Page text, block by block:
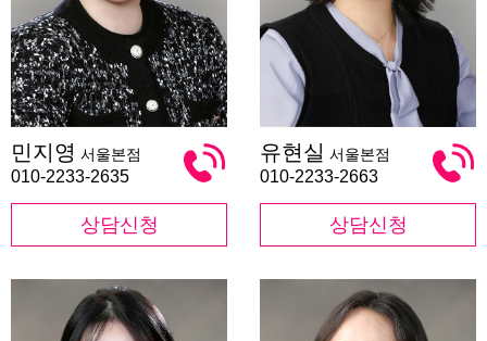
지
영
민지영 서울본점
010-2233-2635
상담신청
현
실
유현실 서울본점
010-2233-2663
상담신청